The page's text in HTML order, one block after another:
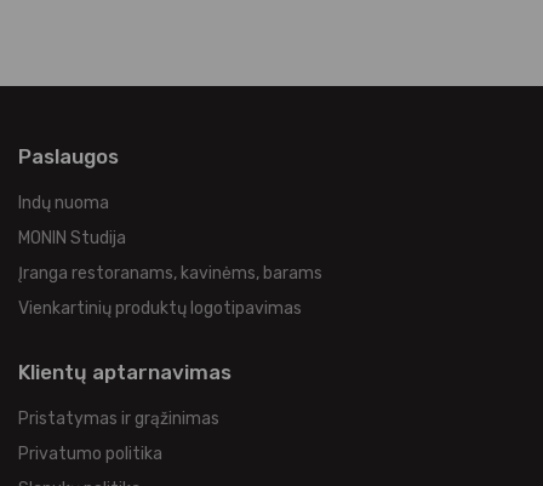
Paslaugos
Indų nuoma
MONIN Studija
Įranga restoranams, kavinėms, barams
Vienkartinių produktų logotipavimas
Klientų aptarnavimas
Pristatymas ir grąžinimas
Privatumo politika